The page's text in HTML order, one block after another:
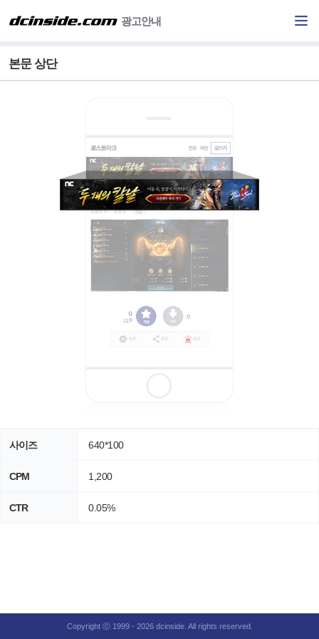
광고안내
본문 상단
사이즈 640*100
CPM 1,200
CTR 0.05%
Copyright ⓒ 1999 - 2026 dcinside. All rights reserved.